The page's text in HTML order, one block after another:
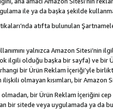
ile ya da başka şekilde
atıfta bulunulan
yalnızca Amazon
ilgili olduğu başka bir sayfa) ve bir
bir Ürün Reklam İçeriği’yle
ilişkili olmayan kısımları, bir Amazon
olmadan, bir Ürün Reklam İçeriğini
bir sitede veya uygulamada ya da